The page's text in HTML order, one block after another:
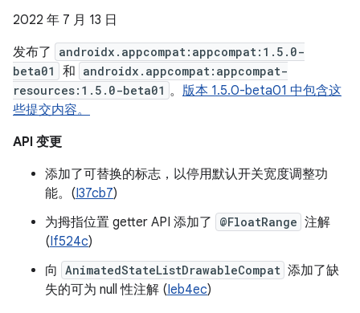
2022 年 7 月 13 日
发布了
androidx.appcompat:appcompat:1.5.0-
beta01
和 androidx.appcompat:appcompat-
resources:1.5.0-beta01 。 版本 1.5.0-beta01 中包含这
些提交内容。
API 变更
添加了可替换的标志，以停用默认开关宽度调整功
能。(I37cb7)
为拇指位置 getter API 添加了
@FloatRange 注解
(If524c)
向 AnimatedStateListDrawableCompat 添加了缺
失的可为 null 性注解 (Ieb4ec)